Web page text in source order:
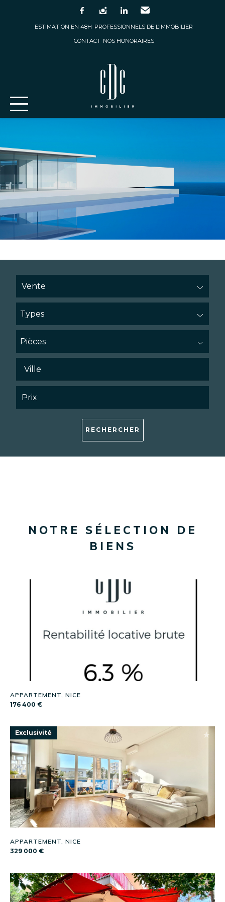
facebookinstagram
linkedinEmail
ESTIMATION EN 48H PROFESSIONNELS DE L’IMMOBILIER
CONTACT NOS HONORAIRES
Types
Pièces
NOTRE SÉLECTION DE
BIENS
APPARTEMENT, NICE
176 400 €
APPARTEMENT, NICE
329 000 €
Exclusivité